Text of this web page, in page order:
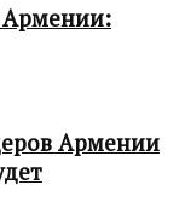
Армении:
Армении